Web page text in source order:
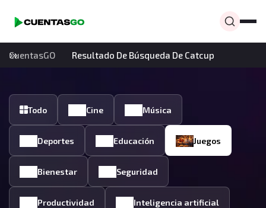
CuentasGO Resultado De Búsqueda De Catcup
Todo Cine Música
Deportes Educación Juegos
Bienestar Seguridad
Productividad Inteligencia artificial